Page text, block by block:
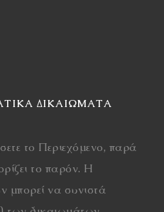
ΔΙΚΑΙΏΜΑΤΑ
το Περιεχόμενο, παρά
το παρόν. Η
να συνιστά